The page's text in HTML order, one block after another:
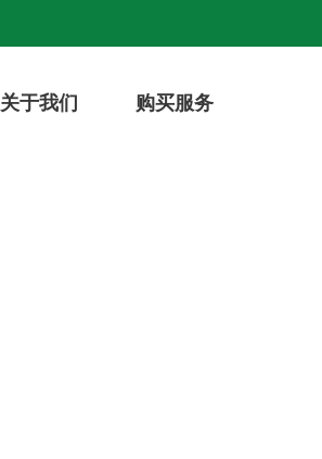
关于我们 购买服务
关于我们 购买个人报告